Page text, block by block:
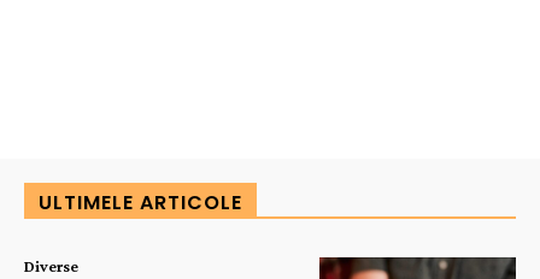
ULTIMELE ARTICOLE
Diverse